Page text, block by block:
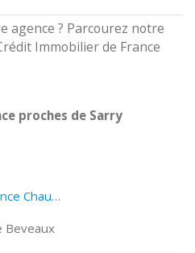
agence ? Parcourez notre
Immobilier de France
proches de Sarry
Crédit Immobilier de France Chaumont 34 Rue Toupot de Beveaux
Beveaux